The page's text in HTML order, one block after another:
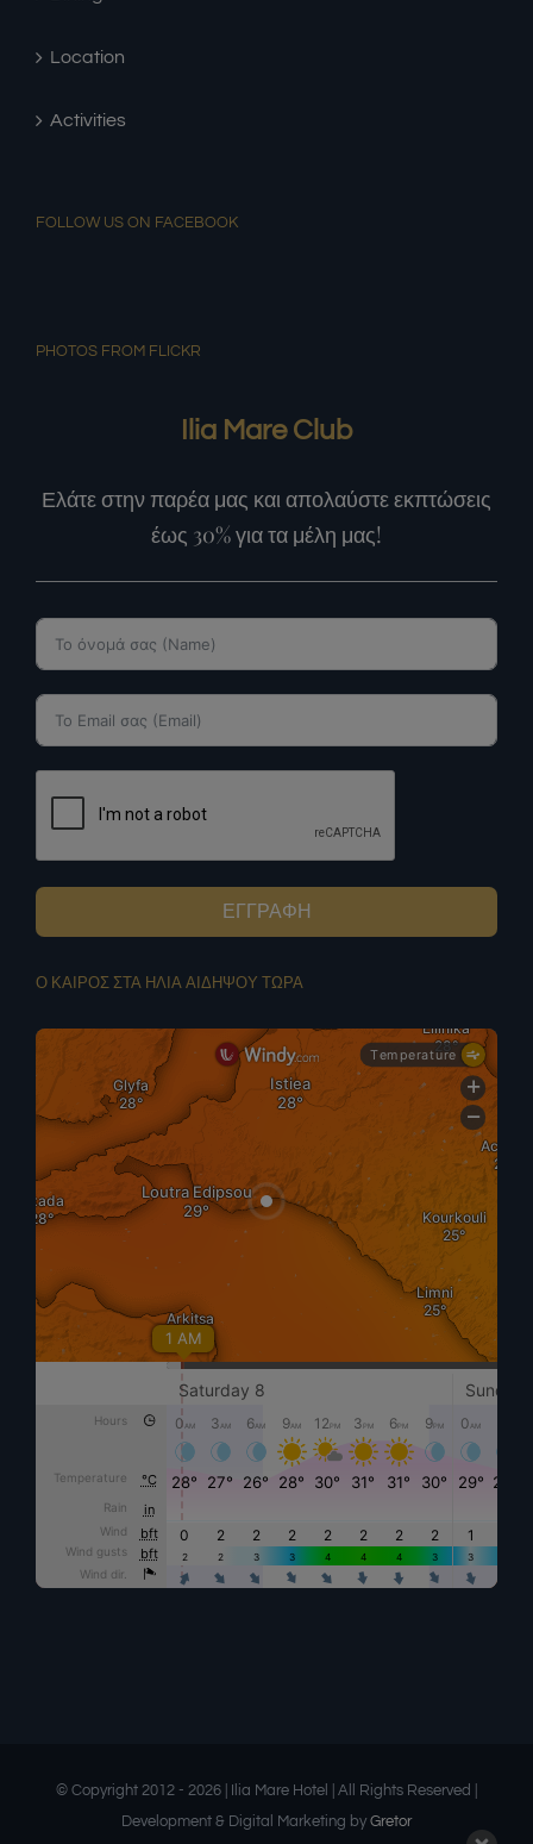
Location
Activities
FOLLOW US ON FACEBOOK
PHOTOS FROM FLICKR
Ilia Mare Club
Ελάτε στην παρέα μας και απολαύστε εκπτώσεις
έως 30% για τα μέλη μας!
ΕΓΓΡΑΦΗ
Ο ΚΑΙΡΟΣ ΣΤΑ ΗΛΙΑ ΑΙΔΗΨΟΥ ΤΩΡΑ
© Copyright 2012 - 2026 | Ilia Mare Hotel | All Rights Reserved |
Development & Digital Marketing by Gretor